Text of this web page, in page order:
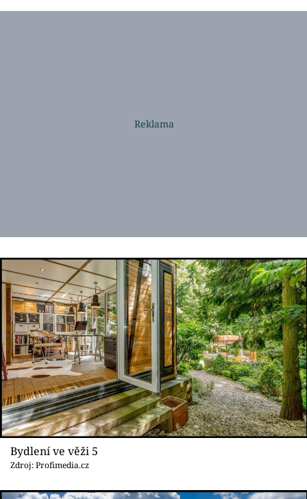
Bydlení ve věži 5
Zdroj: Profimedia.cz